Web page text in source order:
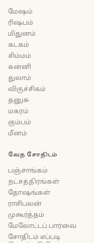
மேஷம்
ரிஷபம்
மிதுனம்
கடகம்
சிம்மம்
கன்னி
துலாம்
விருச்சிகம்
தனுசு
மகரம்
கும்பம்
மீனம்
வேத சோதிடம்
பஞ்சாங்கம்
நட்சத்திரங்கள்
தோஷங்கள்
ராசிபலன்
முகூர்த்தம்
மேலோட்டப் பார்வை
சோதிடம் எப்படி